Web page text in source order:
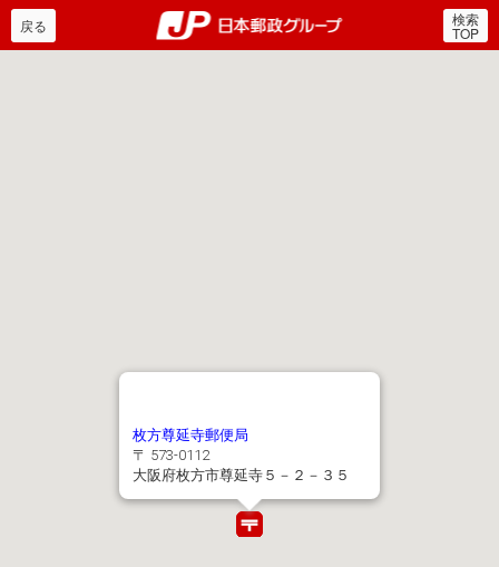
郵便局・日本郵政グルー
戻る 検索
TOP
枚方尊延寺郵便局
〒 573-0112
大阪府枚方市尊延寺５－２－３５